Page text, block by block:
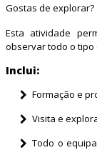
Gostas de explorar?
Esta atividade
observar todo o tipo
Inclui:
Formação e
Visita e
Todo o